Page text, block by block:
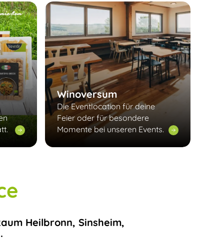
Winoversum
Die Eventlocation für deine
Feier oder für besondere
Momente bei unseren Events.
Heilbronn, Sinsheim,